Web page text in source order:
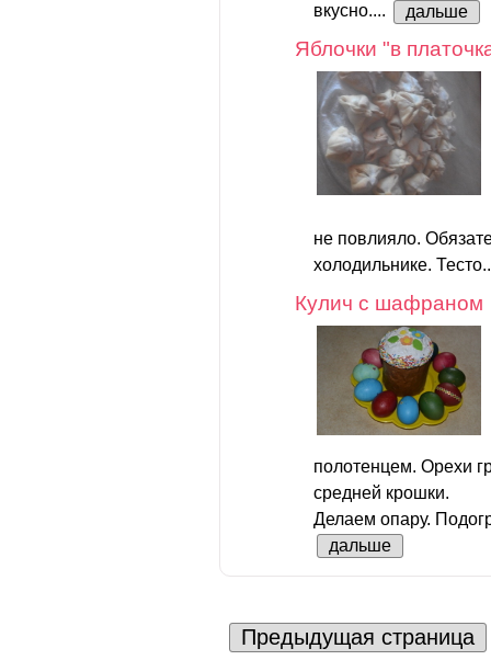
вкусно....
дальше
Яблочки "в
не повлияло.
холодильнике.
Кулич с шафраном
полотенцем. Орехи
средней крошки.
Делаем опару.
дальше
Предыдущая страница